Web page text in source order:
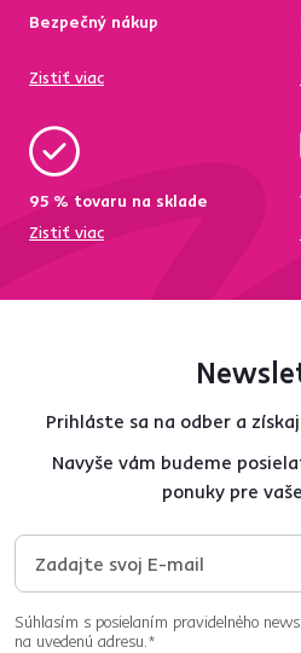
Bezpečný nákup
Zistiť viac
95 % tovaru na sklade
Zistiť viac
Prihláste sa na odber a
Navyše vám budeme
ponuky pre
Súhlasím s posielaním pravidelného
na uvedenú adresu.*